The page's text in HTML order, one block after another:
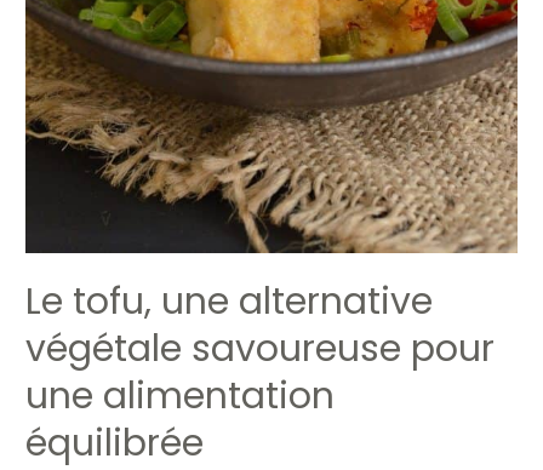
Le tofu, une alternative
végétale savoureuse pour
une alimentation
équilibrée